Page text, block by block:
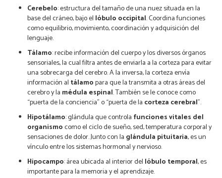
Cerebelo: estructura del tamaño de una nuez situada en la
base del cráneo, bajo el lóbulo occipital. Coordina funciones
como equilibrio, movimiento, coordinación y adquisición del
lenguaje.
Tálamo: recibe información del cuerpo y los diversos órganos
sensoriales, la cual filtra antes de enviarla a la corteza para evitar
una sobrecarga del cerebro. A la inversa, la corteza envía
información al tálamopara que la transmita a otras áreas del
cerebro y la médula espinal. También se le conoce como
“puerta de la conciencia” o “puerta de la corteza cerebral”.
Hipotálamo: glándula que controla funciones vitales del
organismocomo el ciclo de sueño, sed, temperatura corporal y
sensaciones de dolor. Junto con la glándula pituitaria, es un
vínculo entre los sistemas hormonal y nervioso.
Hipocampo: área ubicada al interior del lóbulo temporal, es
importante para la memoria y el aprendizaje.